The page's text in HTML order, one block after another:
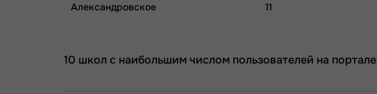
Александровское 11
10 школ с наибольшим числом пользователей на портале